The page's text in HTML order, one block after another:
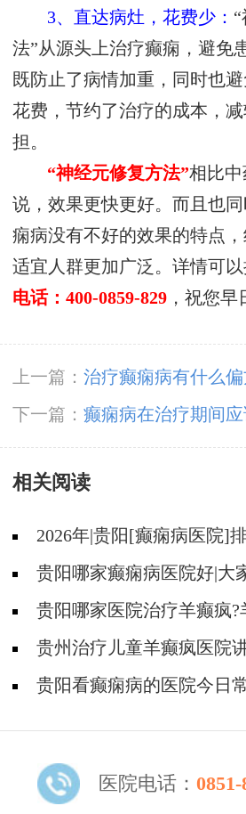
3、直达病灶，花费少：
法”从源头上治疗癫痫，避免
既防止了病情加重，同时也
花费，节约了治疗的成本，
担。
“神经元修复方法”相比
说，效果更快更好。而且也
痫病没有不好的效果的特点，
适宜人群更加广泛。详情可
电话：400-0859-829 ，祝您早
上一篇： 治疗癫痫病有什么
下一篇： 癫痫病在治疗期间
相关阅读
2026年|贵阳[癫痫病医院]
对身体有影响吗?
贵阳哪家癫痫病医院好|大
解吗?贵阳哪家医院治疗羊癫疯
身体有什么危害?
贵州治疗儿童羊癫疯医院
羊儿疯好?
贵阳看癫痫病的医院今日
医院电话： 0851-